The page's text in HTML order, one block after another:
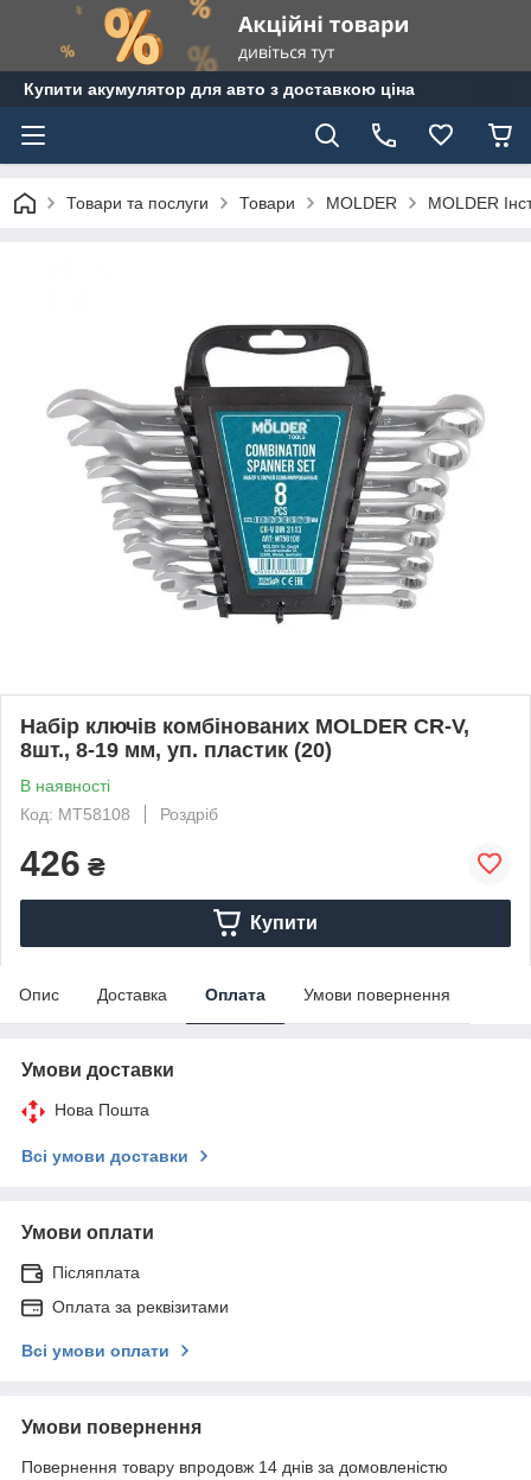
Купити акумулятор для авто з доставкою ціна
Товари та послуги Товари MOLDER MOLDER
Набір ключів комбінованих MOLDER CR-V,
8шт., 8-19 мм, уп. пластик (20)
В наявності
Код: MT58108
Роздріб
426 ₴
Купити
Опис Доставка Оплата Умови повернення
Умови доставки
Нова Пошта
Всі умови доставки
Умови оплати
Післяплата
Оплата за реквізитами
Всі умови оплати
Умови повернення
Повернення товару впродовж 14 днів за домовленістю